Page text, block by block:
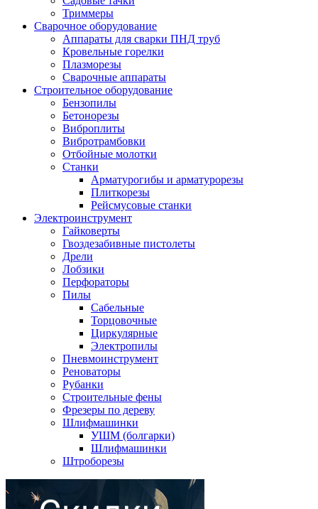
Триммеры
Сварочное оборудование
Аппараты для сварки ПНД труб
Кровельные горелки
Плазморезы
Сварочные аппараты
Строительное оборудование
Бензопилы
Бетонорезы
Виброплиты
Вибротрамбовки
Отбойные молотки
Станки
Арматурогибы и арматурорезы
Плиткорезы
Рейсмусовые станки
Электроинструмент
Гайковерты
Гвоздезабивные пистолеты
Дрели
Лобзики
Перфораторы
Пилы
Сабельные
Торцовочные
Циркулярные
Электропилы
Пневмоинструмент
Реноваторы
Рубанки
Строительные фены
Фрезеры по дереву
Шлифмашинки
УШМ (болгарки)
Шлифмашинки
Штроборезы